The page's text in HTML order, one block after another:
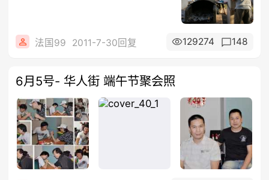
法国99 2011-7-30回复 129274 148
6月5号- 华人街 端午节聚会照